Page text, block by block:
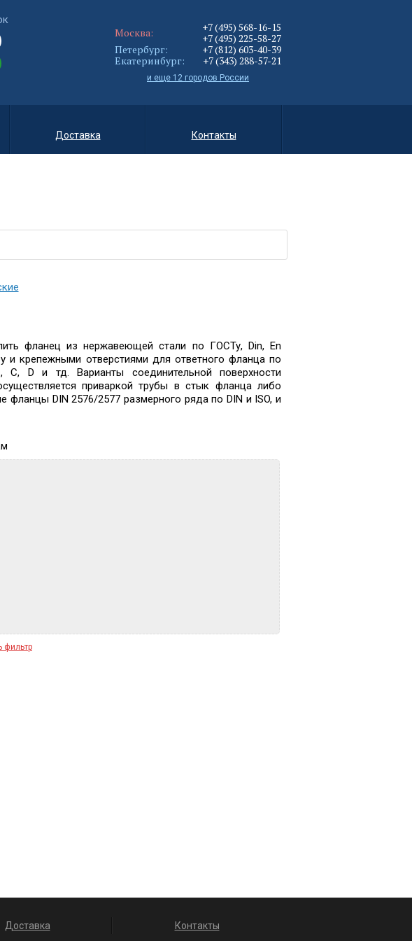
Москва:
+7 (495) 568-16-15
+7 (495) 225-58-27
Петербург:
+7 (812) 603-40-39
Екатеринбург:
+7 (343) 288-57-21
и еще 12 городов России
Доставка Контакты
фланец из нержавеющей стали по ГОСТу, Din, En
и крепежными отверстиями для ответного фланца по
С, D и тд. Варианты соединительной поверхности
приваркой трубы в стык фланца либо
фланцы DIN 2576/2577 размерного ряда по DIN и ISO, и
фильтр
Доставка Контакты